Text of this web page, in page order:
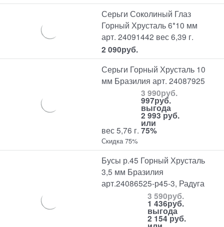
Серьги Соколиный Глаз
Горный Хрусталь 6*10 мм
арт. 24091442 вес 6,39 г.
2 090руб.
Серьги Горный Хрусталь 10
мм Бразилия арт. 24087925
вес 5,76 г.
3 990руб.
997руб.
выгода
2 993 руб.
или
75%
Скидка 75%
Бусы р.45 Горный Хрусталь
3,5 мм Бразилия
арт.24086525-р45-3, Радуга
3 590руб.
1 436руб.
выгода
2 154 руб.